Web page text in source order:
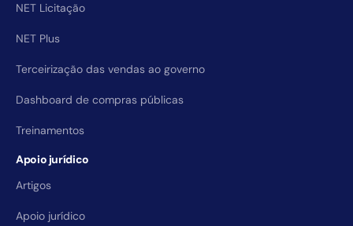
NET Licitação
NET Plus
Terceirização das vendas ao governo
Dashboard de compras públicas
Treinamentos
Apoio jurídico
Artigos
Apoio jurídico